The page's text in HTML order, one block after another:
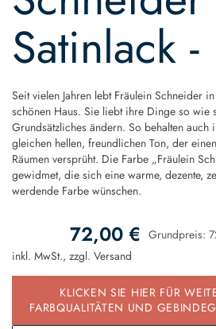
Satinlack
Seit vielen Jahren lebt Fräulein Schneider
schönen Haus. Sie liebt ihre Dinge so wie
Grundsätzliches ändern. So behalten
gleichen hellen, freundlichen Ton, der
Räumen versprüht. Die Farbe „Fräulein
gewidmet, die sich eine warme, dezente,
werdende Farbe wünschen.
72,00 € Grundpreis:
inkl. MwSt., zzgl. Versand
KLICKEN SIE HIER FÜR
FARBQUALITÄTEN UND
images